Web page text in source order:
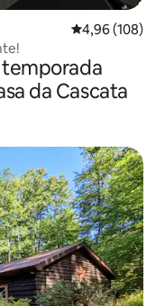
4,96 de uma
4,96 (108)
da Cascata